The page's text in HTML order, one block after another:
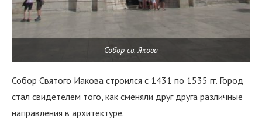
Собор св. Якова
Собор Святого Иакова строился с 1431 по 1535 гг. Город
стал свидетелем того, как сменяли друг друга различные
направления в архитектуре.